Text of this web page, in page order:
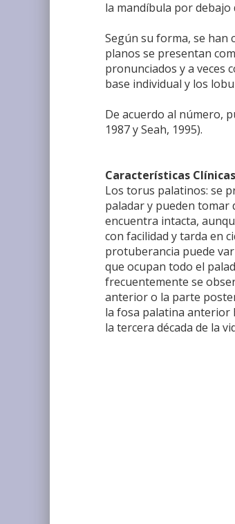
la mandíbula por debajo
Según su forma, se han
planos se presentan
pronunciados y a veces
base individual y los
De acuerdo al número,
1987 y Seah, 1995).
Características
Los torus palatinos: se
paladar y pueden tomar
encuentra intacta,
con facilidad y tarda en
protuberancia puede
que ocupan todo el
frecuentemente se
anterior o la parte
la fosa palatina anterior
la tercera década de la